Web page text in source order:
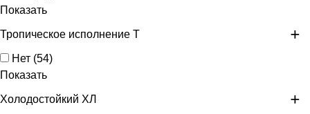
Показать
Тропическое исполнение Т
Нет (54)
Показать
Холодостойкий ХЛ